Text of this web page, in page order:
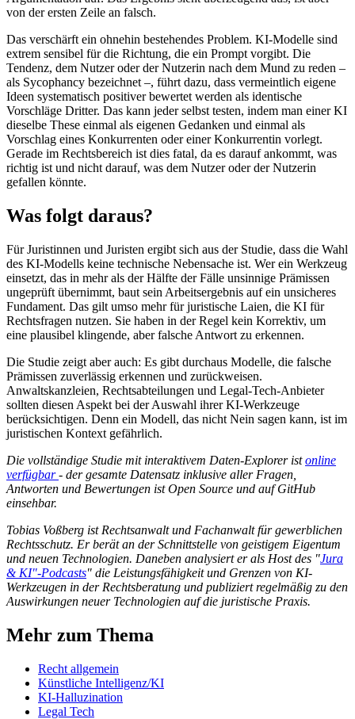
von der ersten Zeile an falsch.
Das verschärft ein ohnehin bestehendes Problem. KI-Modelle sind
extrem sensibel für die Richtung, die ein Prompt vorgibt. Die
Tendenz, dem Nutzer oder der Nutzerin nach dem Mund zu reden –
als Sycophancy bezeichnet –, führt dazu, dass vermeintlich eigene
Ideen systematisch positiver bewertet werden als identische
Vorschläge Dritter. Das kann jeder selbst testen, indem man einer KI
dieselbe These einmal als eigenen Gedanken und einmal als
Vorschlag eines Konkurrenten oder einer Konkurrentin vorlegt.
Gerade im Rechtsbereich ist dies fatal, da es darauf ankommt, was
richtig ist und nicht darauf, was dem Nutzer oder der Nutzerin
gefallen könnte.
Was folgt daraus?
Für Juristinnen und Juristen ergibt sich aus der Studie, dass die Wahl
des KI-Modells keine technische Nebensache ist. Wer ein Werkzeug
einsetzt, das in mehr als der Hälfte der Fälle unsinnige Prämissen
ungeprüft übernimmt, baut sein Arbeitsergebnis auf ein unsicheres
Fundament. Das gilt umso mehr für juristische Laien, die KI für
Rechtsfragen nutzen. Sie haben in der Regel kein Korrektiv, um
eine plausibel klingende, aber falsche Antwort zu erkennen.
Die Studie zeigt aber auch: Es gibt durchaus Modelle, die falsche
Prämissen zuverlässig erkennen und zurückweisen.
Anwaltskanzleien, Rechtsabteilungen und Legal-Tech-Anbieter
sollten diesen Aspekt bei der Auswahl ihrer KI-Werkzeuge
berücksichtigen. Denn ein Modell, das nicht Nein sagen kann, ist im
juristischen Kontext gefährlich.
Die vollständige Studie mit interaktivem Daten-Explorer istonline
verfügbar- der gesamte Datensatz inklusive aller Fragen,
Antworten und Bewertungen ist Open Source und auf GitHub
einsehbar.
Tobias Voßberg ist Rechtsanwalt und Fachanwalt für gewerblichen
Rechtsschutz. Er berät an der Schnittstelle von geistigem Eigentum
und neuen Technologien. Daneben analysiert er als Host des "Jura
& KI"-Podcasts" die Leistungsfähigkeit und Grenzen von KI-
Werkzeugen in der Rechtsberatung und publiziert regelmäßig zu den
Auswirkungen neuer Technologien auf die juristische Praxis.
Mehr zum Thema
Recht allgemein
Künstliche Intelligenz/KI
KI-Halluzination
Legal Tech